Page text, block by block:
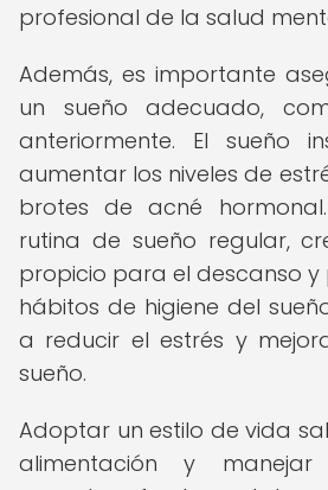
profesional de la salud
Además, es importante
un sueño adecuado,
anteriormente. El sueño
aumentar los niveles de
brotes de acné
rutina de sueño regular,
propicio para el descanso
hábitos de higiene del
a reducir el estrés y
sueño.
Adoptar un estilo de vida
alimentación y